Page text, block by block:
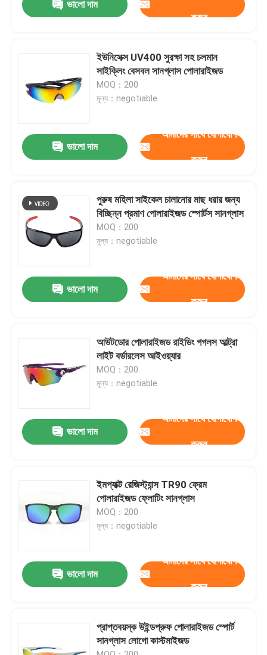
আমাদের সম্পর্কে
কারখানা ভ্রমণ
উদ্ধৃতির জন্য আবেদন
নিরাপত্তা চশমা গগলস
ভালো দাম
করুন
ইউনিসেক্স UV400 সুরক্ষা সহ চলমান
সাইক্লিং বেসবল সানগ্লাস পোলারাইজড
MOQ：200
মূল্য：negotiable
ভালো দাম
আমাদের সাথে যোগাযোগ
করুন
পুরুষ মহিলা সাইকেল চালানোর মাছ ধরার জন্য
বিচ্ছিন্ন প্রমাণ পোলারাইজড স্পোর্টস সানগ্লাস
MOQ：200
মূল্য：negotiable
ভালো দাম
আমাদের সাথে যোগাযোগ
করুন
আউটডোর পোলারাইজড রাইডিং গগলস আল্ট্রা
লাইট বর্ডারলেস আইওয়্যার
MOQ：200
মূল্য：negotiable
ভালো দাম
আমাদের সাথে যোগাযোগ
করুন
ইমপ্যাক্ট রেজিস্ট্যান্স TR90 ফ্রেম
পোলারাইজড ফ্লোটিং সানগ্লাস
MOQ：200
মূল্য：negotiable
ভালো দাম
আমাদের সাথে যোগাযোগ
করুন
প্রাপ্তবয়স্ক উইন্ডপ্রুফ পোলারাইজড স্পোর্ট
সানগ্লাস লোগো কাস্টমাইজড